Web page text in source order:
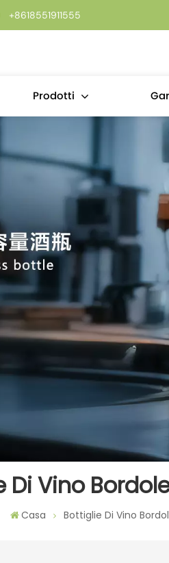
+8618551911555
Prodotti
Di Vino
Casa Bottiglie Di Vino